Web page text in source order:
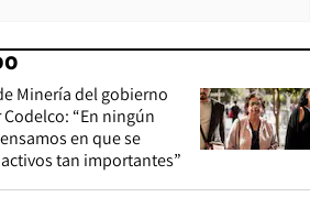
Minería del gobierno
“En ningún
en que se
tan importantes”